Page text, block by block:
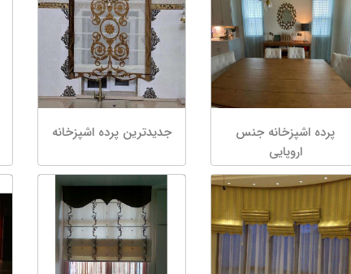
پرده اشپزخانه جنس
اروپایی
جدیدترین پرده اشپزخانه